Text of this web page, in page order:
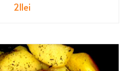
21lei